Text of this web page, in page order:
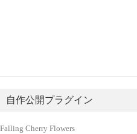
自作公開プラグイン
Falling Cherry Flowers